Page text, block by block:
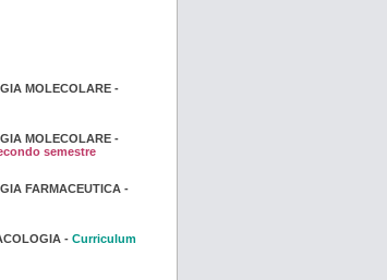
MOLECOLARE -
MOLECOLARE -
semestre
FARMACEUTICA -
- Curriculum